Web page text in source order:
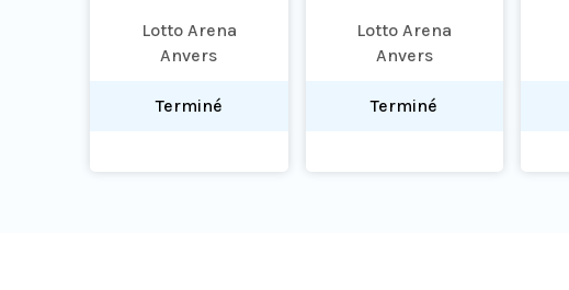
Lotto Arena
Anvers
Terminé
Lotto Arena
Anvers
Terminé